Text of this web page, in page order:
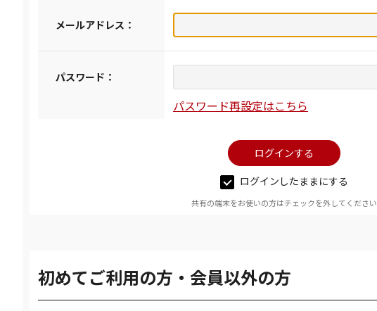
メールアドレス：
パスワード：
パスワード再設定はこちら
ログインしたままにする
共有の端末をお使いの方はチェックを外してください
初めてご利用の方・会員以外の方